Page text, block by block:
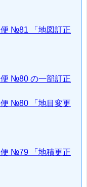
№81 「地図訂正
№80 の一部訂正
№80 「地目変更
№79 「地積更正